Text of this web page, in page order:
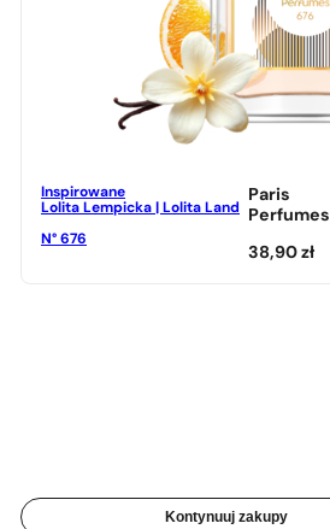
Inspirowane
Lolita Lempicka | Lolita Land
N° 676
Paris
Perfumes
38,90zł
Kontynuuj zakupy